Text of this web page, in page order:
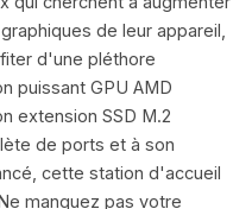
de leur appareil,
d'une pléthore
puissant GPU AMD
extension SSD M.2
de ports et à son
cette station d'accueil
manquez pas votre